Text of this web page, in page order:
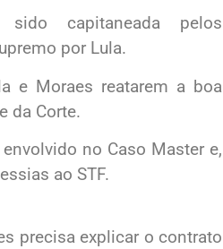
sido capitaneada pelos
por Lula.
e Moraes reatarem a boa
da Corte.
no Caso Master e,
ao STF.
precisa explicar o contrato